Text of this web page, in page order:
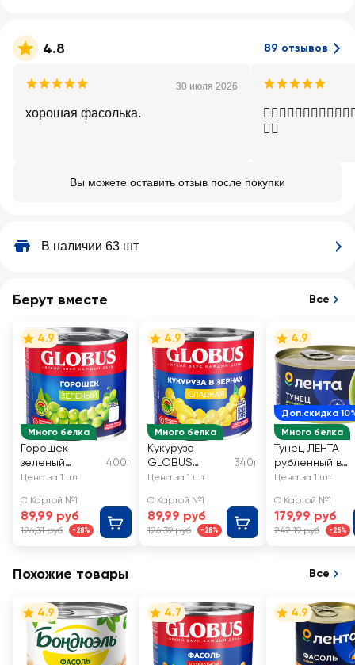
4.8 89 отзывов
30 июля 2026
хорошая фасолька.
👍🏾
Вы можете оставить отзыв после покупки
В наличии 63 шт
Берут вместе Все
Много белка
4.9
Горошек
зеленый
GLOBUS
400г
Цена за 1 шт
С Картой №1
89,99 руб
126,31 руб -28%
Много белка
4.9
Кукуруза
GLOBUS
сладкая, в
340г
Цена за 1 шт
С Картой №1
89,99 руб
126,39 руб -28%
Доп.скидка
Много белка
4.9
Тунец ЛЕНТА
рубленный в
собственном
Цена за 1 шт
С Картой №1
179,99 руб
242,19 руб -25%
Похожие товары Все
4.9 4.7 4.9